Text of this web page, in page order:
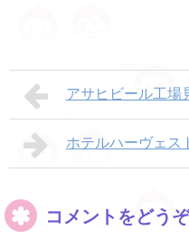
アサヒビール工場
ホテルハーヴェス
コメントをどうぞ